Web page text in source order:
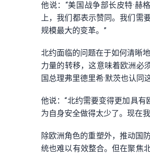
他说：“美国战争部长皮特·赫
上，我们都表示赞同。我们需
规模最大的变革。”
北约面临的问题在于如何清晰
力量的转移，这意味着欧洲必
国总理弗里德里希·默茨也认同
他说：“北约需要变得更加具
为自身安全做得太少了。现在
除欧洲角色的重塑外，推动国
统也难以有效整合。但在聚焦